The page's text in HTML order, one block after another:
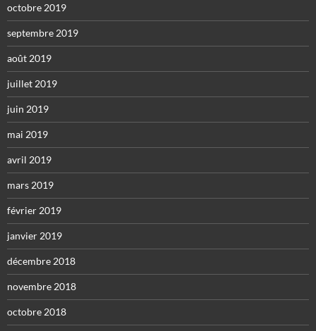
octobre 2019
septembre 2019
août 2019
juillet 2019
juin 2019
mai 2019
avril 2019
mars 2019
février 2019
janvier 2019
décembre 2018
novembre 2018
octobre 2018